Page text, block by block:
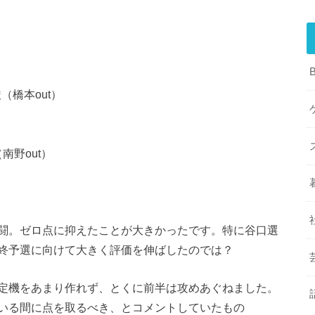
橋本out）
野out）
。ゼロ点に抑えたことが大きかったです。特に谷口選
選に向けて大きく評価を伸ばしたのでは？
をあまり作れず、とくに前半は攻めあぐねました。
る間に点を取るべき、とコメントしていたもの